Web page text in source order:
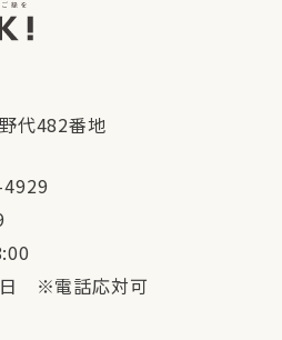
代482番地
4929
日 ※電話応対可